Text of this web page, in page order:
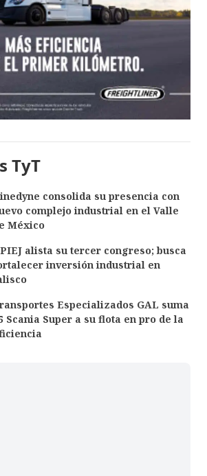
TyT
consolida su presencia con
complejo industrial en el Valle
México
alista su tercer congreso; busca
inversión industrial en
Especializados GAL suma
Scania Super a su flota en pro de la